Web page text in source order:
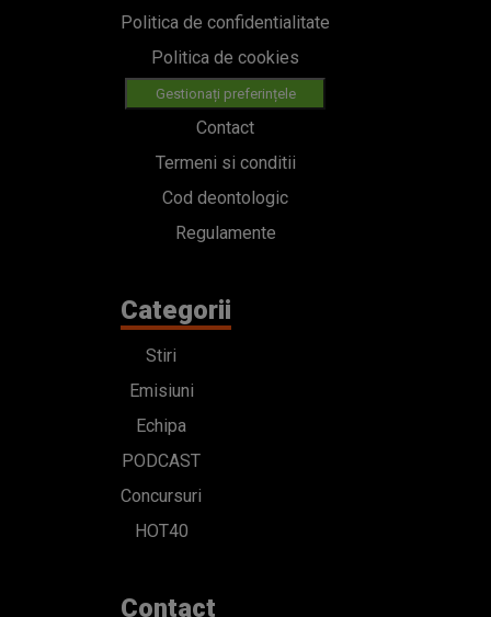
Politica de confidentialitate
Politica de cookies
Gestionați preferințele
Contact
Termeni si conditii
Cod deontologic
Regulamente
Categorii
Stiri
Emisiuni
Echipa
PODCAST
Concursuri
HOT40
Contact